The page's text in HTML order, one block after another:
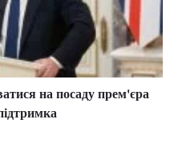
на посаду прем'єра